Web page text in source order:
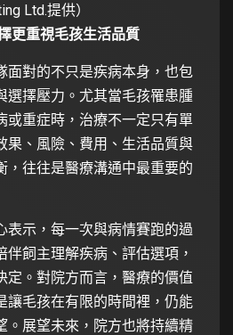
Ltd.提供）
更重視毛孩生活品質
面對的不只是疾病本身，也包
選擇壓力。尤其當毛孩罹患腫
或重症時，治療不一定只有單
果、風險、費用、生活品質與
，往往是醫療溝通中最重要的
表示，每一次與病情賽跑的過
飼主理解疾病、評估選項，
定。對院方而言，醫療的價值
讓毛孩在有限的時間裡，仍能
。展望未來，院方也將持續精